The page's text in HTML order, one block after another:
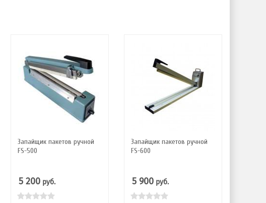
Запайщик пакетов ручной
FS-500
5 200 руб.
Запайщик пакетов ручной
FS-600
5 900 руб.